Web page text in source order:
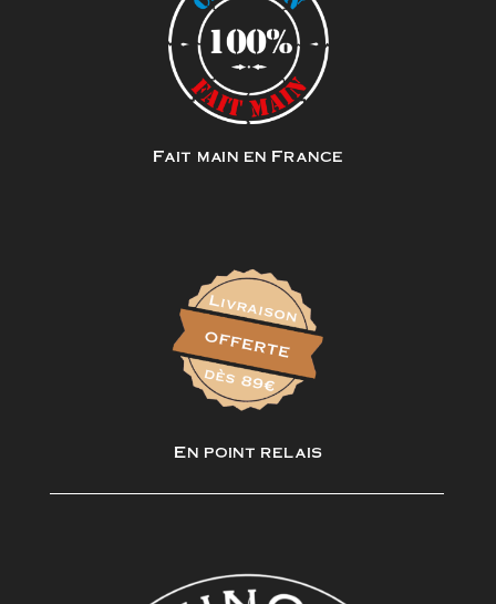
Fait main en France
En point relais